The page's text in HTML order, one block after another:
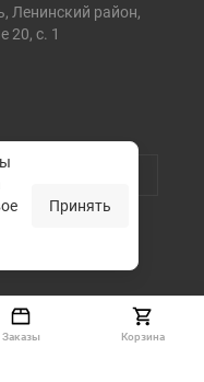
Ленинский район,
20, с. 1
Принять
Заказы Корзина